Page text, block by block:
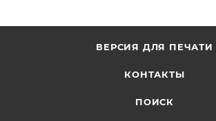
ВЕРСИЯ ДЛЯ ПЕЧАТИ
КОНТАКТЫ
ПОИСК